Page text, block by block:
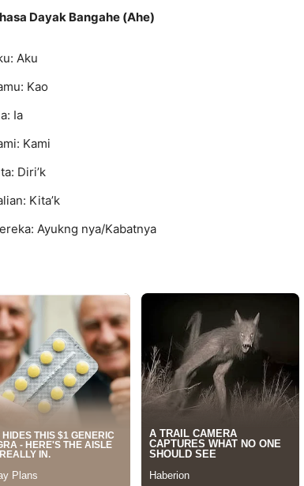
Dayak Bangahe (Ahe)
Aku
Kao
Ia
Kami
Diri’k
Kita’k
Ayukng nya/Kabatnya